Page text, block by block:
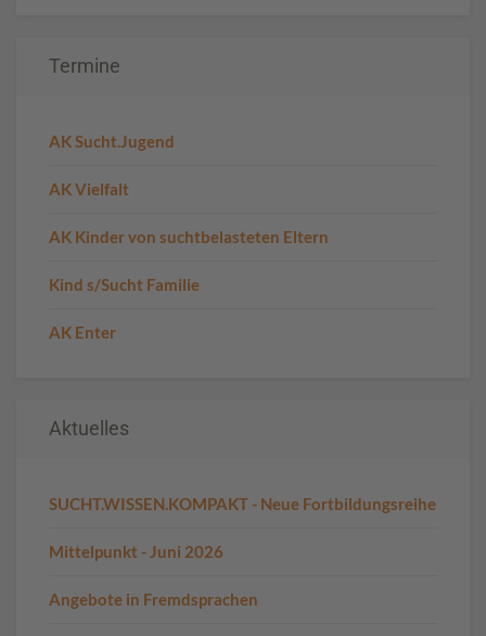
Termine
AK Sucht.Jugend
AK Vielfalt
AK Kinder von suchtbelasteten Eltern
Kind s/Sucht Familie
AK Enter
Aktuelles
SUCHT.WISSEN.KOMPAKT - Neue Fortbildungsreihe
Mittelpunkt - Juni 2026
Angebote in Fremdsprachen